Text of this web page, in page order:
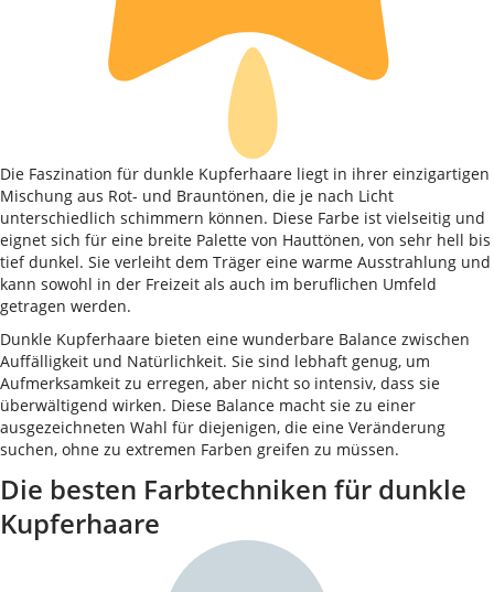
Die Faszination für dunkle Kupferhaare liegt in ihrer einzigartigen
Mischung aus Rot- und Brauntönen, die je nach Licht
unterschiedlich schimmern können. Diese Farbe ist vielseitig und
eignet sich für eine breite Palette von Hauttönen, von sehr hell bis
tief dunkel. Sie verleiht dem Träger eine warme Ausstrahlung und
kann sowohl in der Freizeit als auch im beruflichen Umfeld
getragen werden.
Dunkle Kupferhaare bieten eine wunderbare Balance zwischen
Auffälligkeit und Natürlichkeit. Sie sind lebhaft genug, um
Aufmerksamkeit zu erregen, aber nicht so intensiv, dass sie
überwältigend wirken. Diese Balance macht sie zu einer
ausgezeichneten Wahl für diejenigen, die eine Veränderung
suchen, ohne zu extremen Farben greifen zu müssen.
Die besten Farbtechniken für dunkle
Kupferhaare